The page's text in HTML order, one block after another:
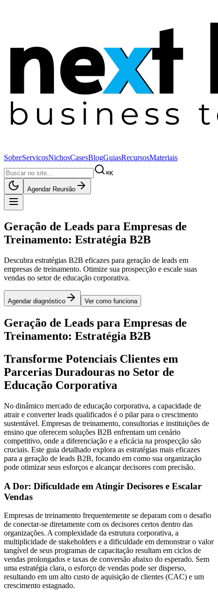
SobreServiçosNichosCasesBlogGuiasRecursosMateriais
⌘K
Agendar Reunião
Geração de Leads para Empresas de
Treinamento: Estratégia B2B
Descubra estratégias B2B eficazes para geração de leads em
empresas de treinamento. Otimize sua prospecção e escale suas
vendas no setor de educação corporativa.
Agendar diagnóstico Ver como funciona
Geração de Leads para Empresas de
Treinamento: Estratégia B2B
Transforme Potenciais Clientes em
Parcerias Duradouras no Setor de
Educação Corporativa
No dinâmico mercado de educação corporativa, a capacidade de
atrair e converter leads qualificados é o pilar para o crescimento
sustentável. Empresas de treinamento, consultorias e instituições de
ensino que oferecem soluções B2B enfrentam um cenário
competitivo, onde a diferenciação e a eficácia na prospecção são
cruciais. Este guia detalhado explora as estratégias mais eficazes
para a geração de leads B2B, focando em como sua organização
pode otimizar seus esforços e alcançar decisores com precisão.
A Dor: Dificuldade em Atingir Decisores e Escalar
Vendas
Empresas de treinamento frequentemente se deparam com o desafio
de conectar-se diretamente com os decisores certos dentro das
organizações. A complexidade da estrutura corporativa, a
multiplicidade de stakeholders e a dificuldade em demonstrar o valor
tangível de seus programas de capacitação resultam em ciclos de
vendas prolongados e taxas de conversão abaixo do esperado. Sem
uma estratégia clara, o esforço de vendas pode ser disperso,
resultando em um alto custo de aquisição de clientes (CAC) e um
crescimento estagnado.